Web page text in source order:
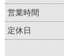
営業時間
定休日